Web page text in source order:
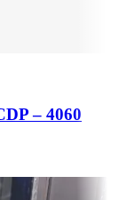
– 4060